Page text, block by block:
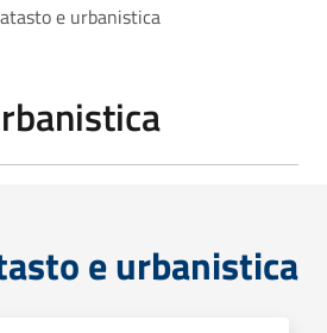
e urbanistica
e urbanistica